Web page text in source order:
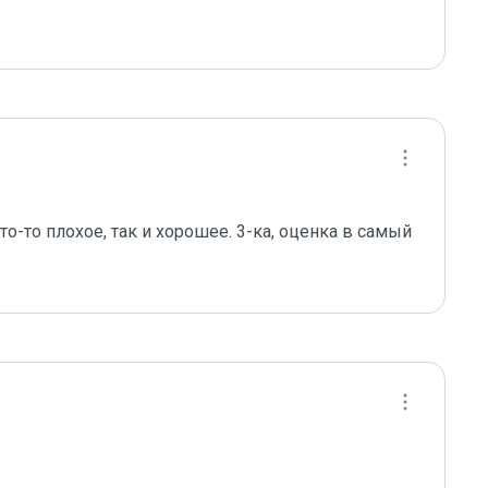
то плохое, так и хорошее. 3-ка, оценка в самый